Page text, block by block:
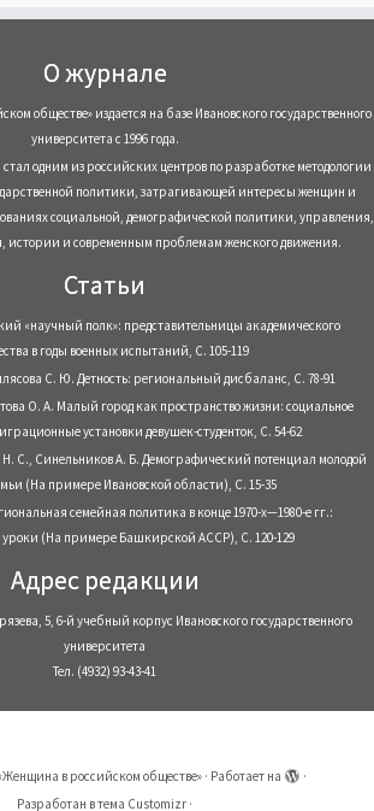
О журнале
обществе» издается на базе Ивановского государственного
университета с 1996 года.
одним из российских центров по разработке методологии
политики, затрагивающей интересы женщин и
социальной, демографической политики, управления,
истории и современным проблемам женского движения.
Статьи
«научный полк»: представительницы академического
в годы военных испытаний, С. 105-119
С. Ю. Детность: региональный дисбаланс, С. 78-91
О. А. Малый город как пространство жизни: социальное
установки девушек-студенток, С. 54-62
С., Синельников А. Б. Демографический потенциал молодой
(На примере Ивановской области), С. 15-35
семейная политика в конце 1970-х—1980-е гг.:
уроки (На примере Башкирской АССР), С. 120-129
Адрес редакции
5, 6-й учебный корпус Ивановского государственного
университета
Тел. (4932) 93-43-41
в российском обществе» · Работает на
·
Разработан втема Customizr ·